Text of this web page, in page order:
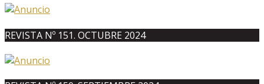
REVISTA Nº 151. OCTUBRE 2024